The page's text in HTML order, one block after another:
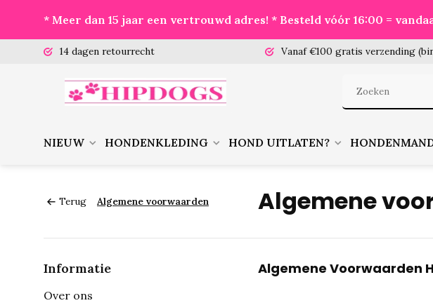
* Meer dan 15 jaar een vertrouwd adres! * Besteld vóór 16:00 =
14 dagen retourrecht Vanaf €100 gratis verzending
NIEUW HONDENKLEDING HOND UITLATEN?
Terug Algemene voorwaarden Algemene
Informatie
Over ons
Algemene Voorwaarden